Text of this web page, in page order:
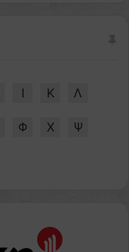
Ι Κ Λ
Φ Χ Ψ